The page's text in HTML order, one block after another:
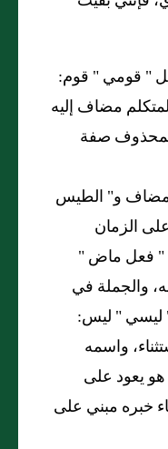
"قومي"قوم:
مضاف إليه
صفة
مضاف و"الطيس
الزمان
"فعل ماض"
والجملة في
ليسي"ليس:
واسمه
يعود على
خبره مبني على